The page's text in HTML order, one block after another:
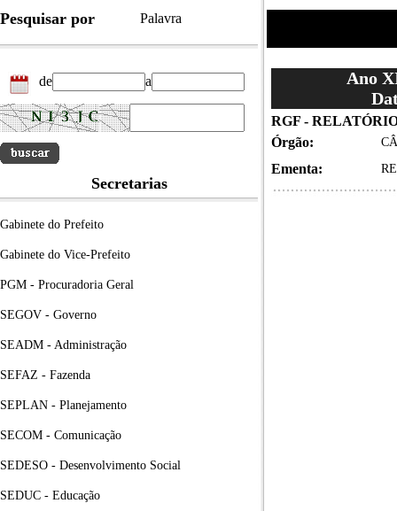
Pesquisar por Palavra
de a
Secretarias
Gabinete do Prefeito
Gabinete do Vice-Prefeito
PGM - Procuradoria Geral
SEGOV - Governo
SEADM - Administração
SEFAZ - Fazenda
SEPLAN - Planejamento
SECOM - Comunicação
SEDESO - Desenvolvimento Social
SEDUC - Educação
Ano
RGF -
Órgão:
Ementa: